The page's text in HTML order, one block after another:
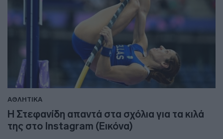
ΑΘΛΗΤΙΚΑ
Η Στεφανίδη απαντά στα σχόλια για τα κιλά
της στο Instagram (Εικόνα)